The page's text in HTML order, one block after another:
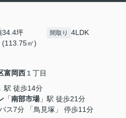
34.4坪
(113.75㎡)
間取り 4LDK
富岡西１丁目
」駅 徒歩14分
「南部市場」駅 徒歩21分
ス7分 「鳥見塚」 停歩11分